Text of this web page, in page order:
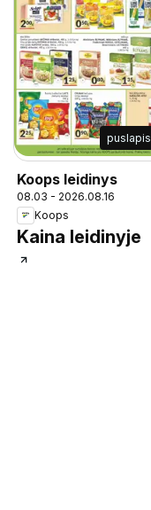
puslapis
Koops leidinys
08.03 - 2026.08.16
Koops
Kaina leidinyje